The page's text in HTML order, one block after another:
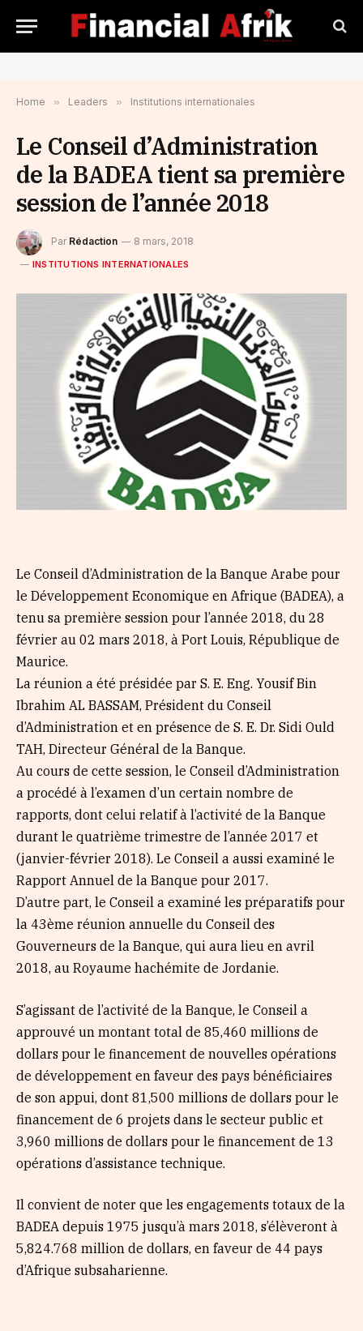
Home » Leaders » Institutions internationales
Le Conseil d’Administration
de la BADEA tient sa première
session de l’année 2018
Par Rédaction 8 mars, 2018
INSTITUTIONS INTERNATIONALES
Le Conseil d’Administration de la Banque Arabe pour
le Développement Economique en Afrique (BADEA), a
tenu sa première session pour l’année 2018, du 28
février au 02 mars 2018, à Port Louis, République de
Maurice.
La réunion a été présidée par S. E. Eng. Yousif Bin
Ibrahim AL BASSAM, Président du Conseil
d’Administration et en présence de S. E. Dr. Sidi Ould
TAH, Directeur Général de la Banque.
Au cours de cette session, le Conseil d’Administration
a procédé à l’examen d’un certain nombre de
rapports, dont celui relatif à l’activité de la Banque
durant le quatrième trimestre de l’année 2017 et
(janvier-février 2018). Le Conseil a aussi examiné le
Rapport Annuel de la Banque pour 2017.
D’autre part, le Conseil a examiné les préparatifs pour
la 43ème réunion annuelle du Conseil des
Gouverneurs de la Banque, qui aura lieu en avril
2018, au Royaume hachémite de Jordanie.
S’agissant de l’activité de la Banque, le Conseil a
approuvé un montant total de 85,460 millions de
dollars pour le financement de nouvelles opérations
de développement en faveur des pays bénéficiaires
de son appui, dont 81,500 millions de dollars pour le
financement de 6 projets dans le secteur public et
3,960 millions de dollars pour le financement de 13
opérations d’assistance technique.
Il convient de noter que les engagements totaux de la
BADEA depuis 1975 jusqu’à mars 2018, s’élèveront à
5,824.768 million de dollars, en faveur de 44 pays
d’Afrique subsaharienne.